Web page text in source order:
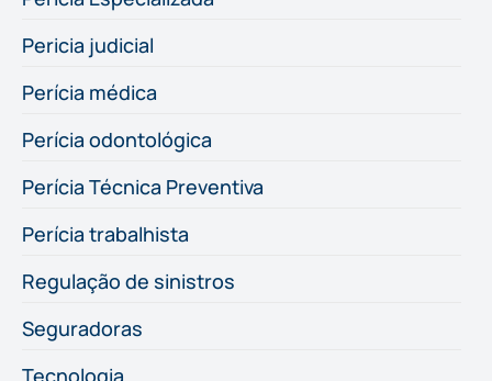
Pericia judicial
Perícia médica
Perícia odontológica
Perícia Técnica Preventiva
Perícia trabalhista
Regulação de sinistros
Seguradoras
Tecnologia